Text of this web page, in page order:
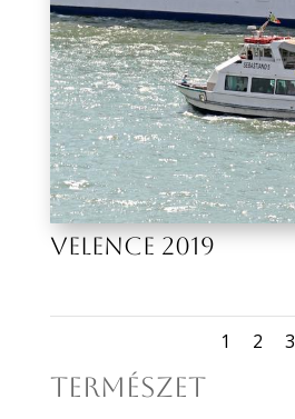
VELENCE 2019
1 2 3
TERMÉSZET